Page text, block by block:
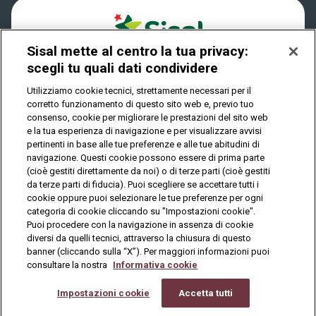
Vuoi giocare
online?
Privacy
IL GIOCO È VIETATO AI MINORI E PUÒ CAUSARE
DIPENDENZA PATOLOGICA
© Copyright Sisal Italia S.p.A. - P.I. 02433760135
Privacy Cookies
Mappa
del
sito
Sisal mette al centro la tua privacy:
scegli tu quali dati condividere
Utilizziamo cookie tecnici, strettamente necessari per il
corretto funzionamento di questo sito web e, previo tuo
consenso, cookie per migliorare le prestazioni del sito web
e la tua esperienza di navigazione e per visualizzare avvisi
pertinenti in base alle tue preferenze e alle tue abitudini di
navigazione. Questi cookie possono essere di prima parte
(cioè gestiti direttamente da noi) o di terze parti (cioè gestiti
da terze parti di fiducia). Puoi scegliere se accettare tutti i
cookie oppure puoi selezionare le tue preferenze per ogni
categoria di cookie cliccando su "Impostazioni cookie".
Puoi procedere con la navigazione in assenza di cookie
diversi da quelli tecnici, attraverso la chiusura di questo
banner (cliccando sulla “X”). Per maggiori informazioni puoi
consultare la nostra Informativa cookie
Impostazioni cookie Accetta tutti